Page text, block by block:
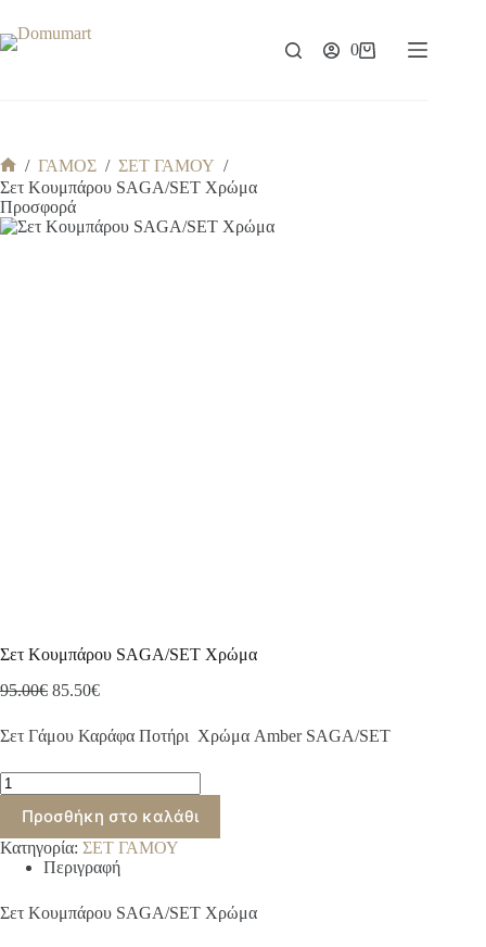
στο
περιεχόμενο
Καλάθι
0
Αρχική
σελίδα
/ ΓΑΜΟΣ / ΣΕΤ ΓΑΜΟΥ /
Σετ Κουμπάρου SAGA/SET Χρώμα
Προσφορά
Σετ Κουμπάρου SAGA/SET Χρώμα
95.00€ Original
was:
95.00€.
85.50€Η
τιμή
είναι:
Σετ Γάμου Καράφα Ποτήρι Χρώμα Amber SAGA/SET
Σετ
Κουμπάρου
SAGA/SET
Χρώμα
ποσότητα
Προσθήκη στο καλάθι
Κατηγορία: ΣΕΤ ΓΑΜΟΥ
Περιγραφή
Σετ Κουμπάρου SAGA/SET Χρώμα